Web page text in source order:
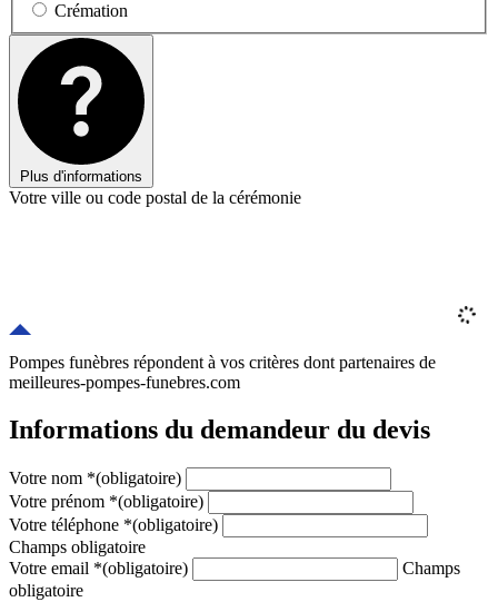
Crémation
Plus d'informations
Votre ville ou code postal de la cérémonie
Pompes funèbres répondent à vos critères dont partenaires de
meilleures-pompes-funebres.com
Informations du demandeur du devis
Votre nom *(obligatoire)
Votre prénom *(obligatoire)
Votre téléphone *(obligatoire)
Champs obligatoire
Votre email *(obligatoire)
Champs
obligatoire